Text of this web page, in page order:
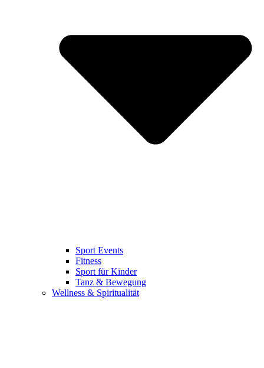
Sport Events
Fitness
Sport für Kinder
Tanz & Bewegung
Wellness & Spiritualität